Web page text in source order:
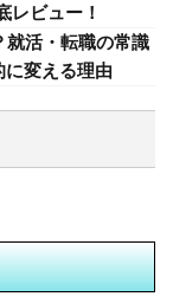
ビュー！
就活・転職の常識
変える理由